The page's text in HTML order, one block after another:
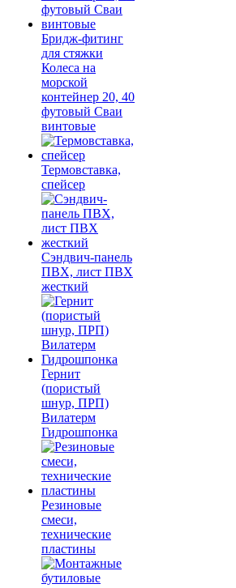
Бридж-фитинг
для стяжки
Колеса на
морской
контейнер 20, 40
футовый Сваи
винтовые
Термовставка,
спейсер
Сэндвич-панель
ПВХ, лист ПВХ
жесткий
Гернит
(пористый
шнур, ПРП)
Вилатерм
Гидрошпонка
Резиновые
смеси,
технические
пластины